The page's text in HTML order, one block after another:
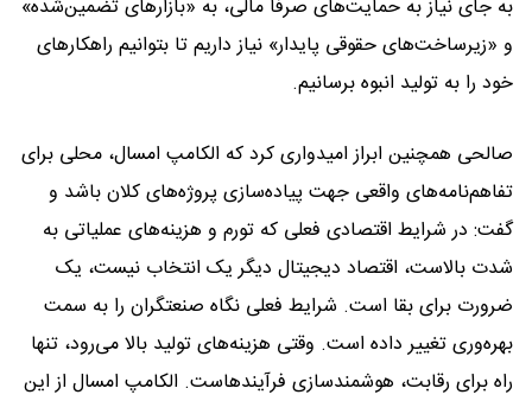
به جای نیاز به حمایت‌های صرفا مالی، به «بازارهای تضمین‌شده»
و «زیرساخت‌های حقوقی پایدار» نیاز داریم تا بتوانیم راهکارهای
خود را به تولید انبوه برسانیم.
صالحی همچنین ابراز امیدواری کرد که الکامپ امسال، محلی برای
تفاهم‌نامه‌های واقعی جهت پیاده‌سازی پروژه‌های کلان باشد و
گفت: در شرایط اقتصادی فعلی که تورم و هزینه‌های عملیاتی به
شدت بالاست، اقتصاد دیجیتال دیگر یک انتخاب نیست، یک
ضرورت برای بقا است. شرایط فعلی نگاه صنعتگران را به سمت
بهره‌وری تغییر داده است. وقتی هزینه‌های تولید بالا می‌رود، تنها
راه برای رقابت، هوشمندسازی فرآیندهاست. الکامپ امسال از این